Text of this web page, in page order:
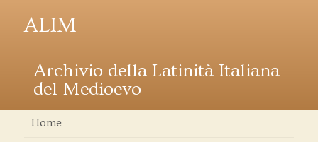
ALIM
Archivio della Latinità Italiana
del Medioevo
Home